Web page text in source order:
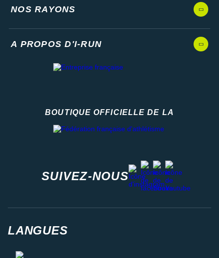
NOS RAYONS
A PROPOS D'I-RUN
BOUTIQUE OFFICIELLE DE LA
SUIVEZ-NOUS
instagram
facebook
stravayoutube
LANGUES